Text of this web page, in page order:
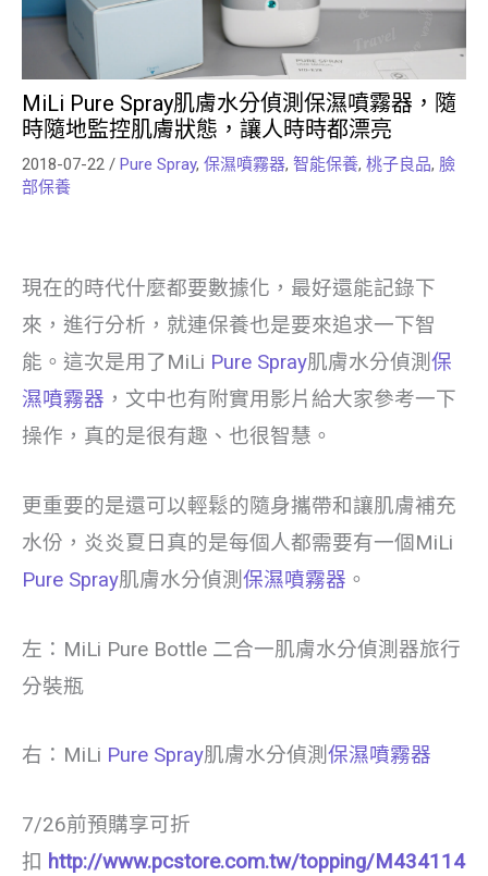
MiLi Pure Spray肌膚水分偵測保濕噴霧器，隨
時隨地監控肌膚狀態，讓人時時都漂亮
2018-07-22 / Pure Spray, 保濕噴霧器, 智能保養, 桃子良品, 臉
部保養
現在的時代什麼都要數據化，最好還能記錄下
來，進行分析，就連保養也是要來追求一下智
能。這次是用了MiLi Pure Spray肌膚水分偵測 保
濕噴霧器 ，文中也有附實用影片給大家參考一下
操作，真的是很有趣、也很智慧。
更重要的是還可以輕鬆的隨身攜帶和讓肌膚補充
水份，炎炎夏日真的是每個人都需要有一個MiLi
Pure Spray肌膚水分偵測 保濕噴霧器 。
左：MiLi Pure Bottle 二合一肌膚水分偵測器旅行
分裝瓶
右：MiLi Pure Spray肌膚水分偵測保濕噴霧器
7/26前預購享可折
扣 http://www.pcstore.com.tw/topping/M434114